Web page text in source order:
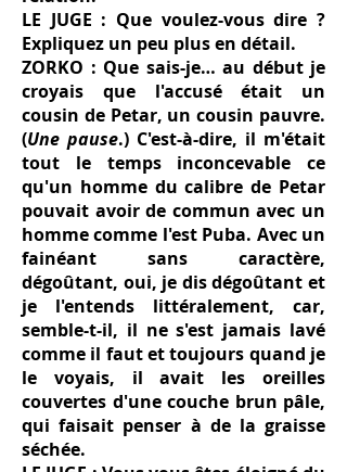
LE JUGE : Que voulez-vous dire ?
Expliquez un peu plus en détail.
ZORKO : Que sais-je… au début je
croyais que l'accusé était un
cousin de Petar, un cousin pauvre.
(Une pause.) C'est-à-dire, il m'était
tout le temps inconcevable ce
qu'un homme du calibre de Petar
pouvait avoir de commun avec un
homme comme l'est Puba. Avec un
fainéant sans caractère,
dégoûtant, oui, je dis dégoûtant et
je l'entends littéralement, car,
semble-t-il, il ne s'est jamais lavé
comme il faut et toujours quand je
le voyais, il avait les oreilles
couvertes d'une couche brun pâle,
qui faisait penser à de la graisse
séchée.